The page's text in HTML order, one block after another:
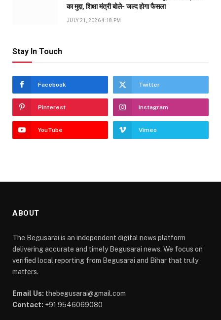
का मुद्दा, शिक्षा मंत्री बोले- जल्द होगा फैसला
JULY 21, 2026 4:18 PM
Stay In Touch
Facebook Twitter
Pinterest Instagram
YouTube Vimeo
ABOUT
The Begusarai is an independent digital news platform
delivering accurate and timely Begusarai news. We focus on
verified local reporting from Begusarai and Bihar that truly
matters.
Email Us: thebegusarai@gmail.com
Contact: +91 9546069080